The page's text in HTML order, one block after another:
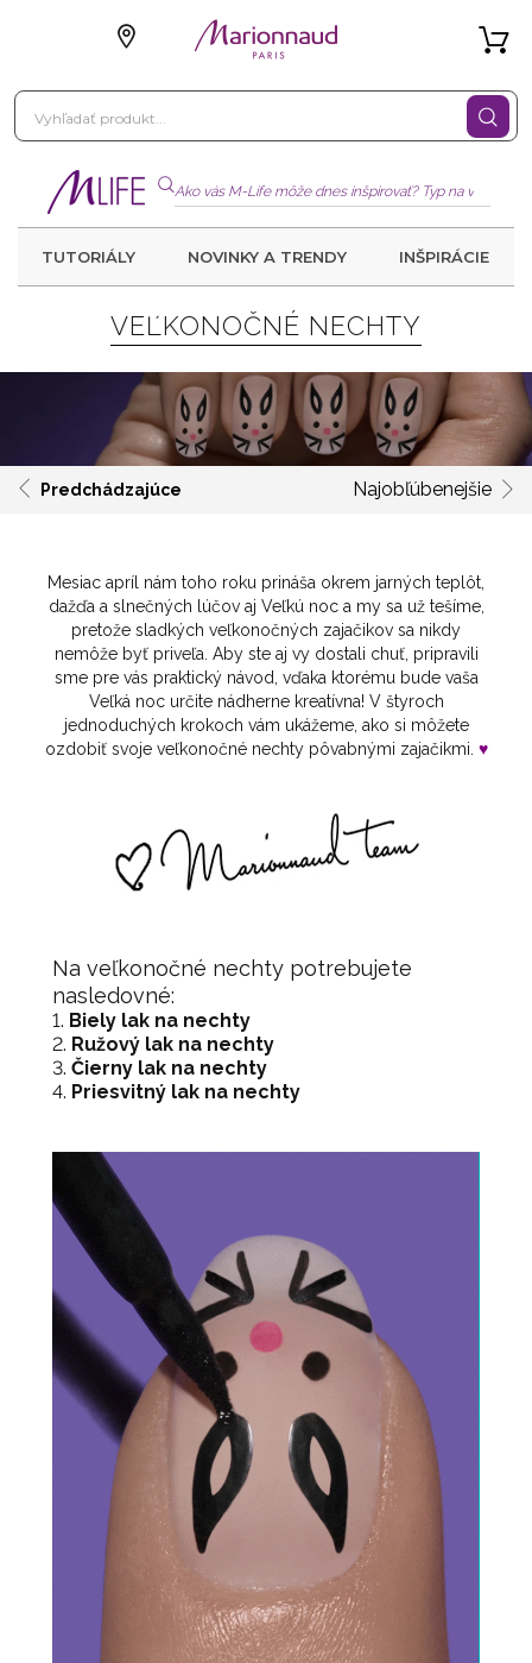
TUTORIÁLY NOVINKY A TRENDY INŠPIRÁCIE
VEĽKONOČNÉ NECHTY
Predchádzajúce Najobľúbenejšie
Mesiac apríl nám toho roku prináša okrem jarných teplôt,
dažďa a slnečných lúčov aj Veľkú noc a my sa už tešíme,
pretože sladkých veľkonočných zajačikov sa nikdy
nemôže byť priveľa. Aby ste aj vy dostali chuť, pripravili
sme pre vás praktický návod, vďaka ktorému bude vaša
Veľká noc určite nádherne kreatívna! V štyroch
jednoduchých krokoch vám ukážeme, ako si môžete
ozdobiť svoje veľkonočné nechty pôvabnými zajačikmi. ♥
Na veľkonočné nechty potrebujete
nasledovné:
Biely lak na nechty
Ružový lak na nechty
Čierny lak na nechty
Priesvitný lak na nechty